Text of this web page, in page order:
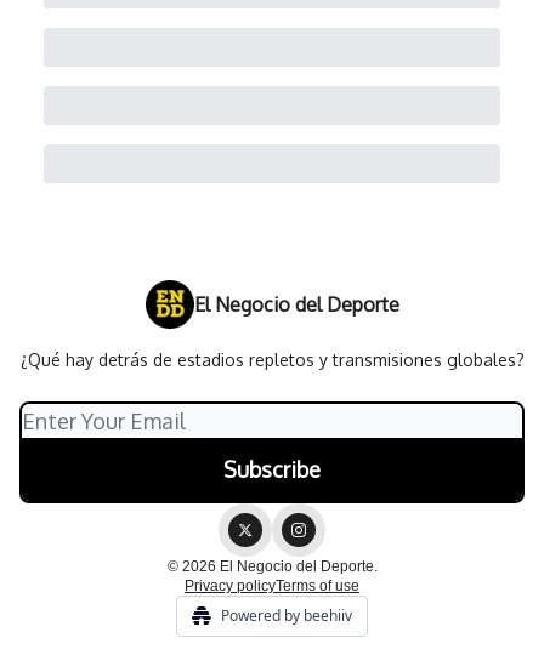
El Negocio del Deporte
¿Qué hay detrás de estadios repletos y transmisiones globales?
© 2026 El Negocio del Deporte.
Privacy policyTerms of use
Powered by beehiiv